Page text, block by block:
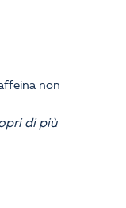
non
di più